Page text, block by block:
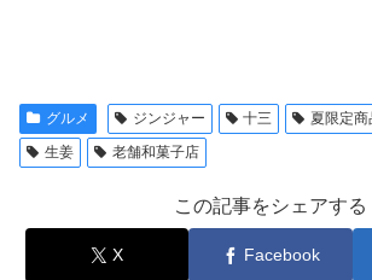
グルメ ジンジャー 十三 夏限定商
生姜
老舗和菓子店
この記事をシェアする
X Facebook